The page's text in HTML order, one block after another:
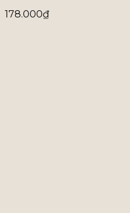
178.000₫